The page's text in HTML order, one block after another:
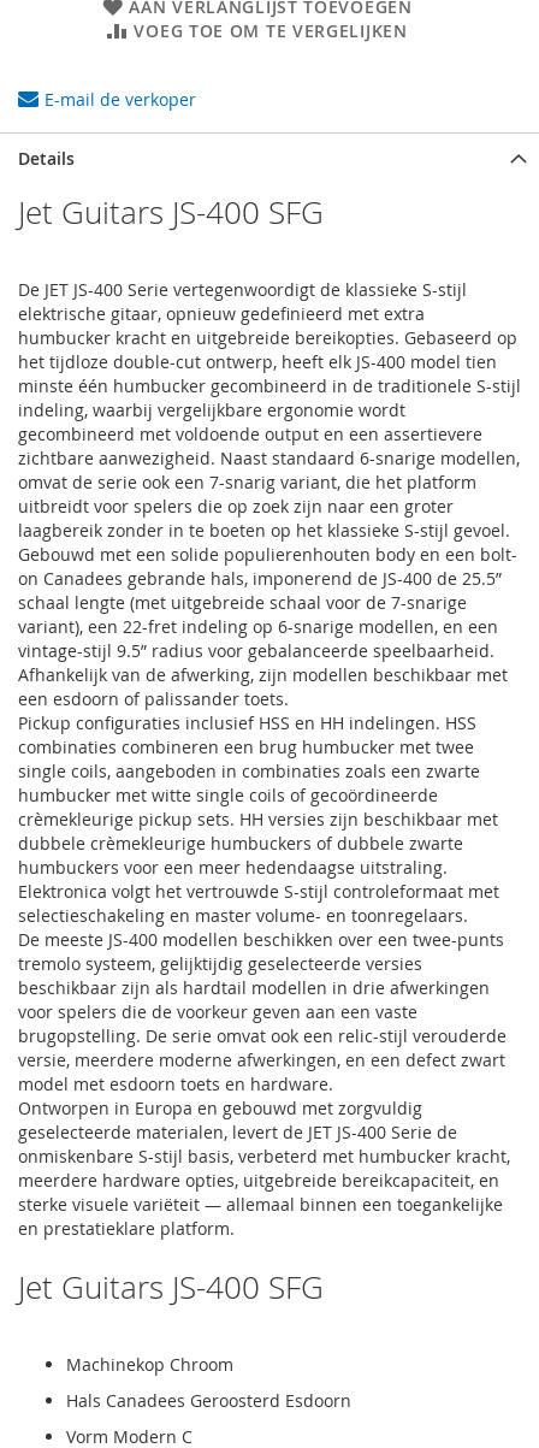
AAN VERLANGLIJST TOEVOEGEN
VOEG TOE OM TE VERGELIJKEN
E-mail de verkoper
Details
Jet Guitars JS-400 SFG
De JET JS-400 Serie vertegenwoordigt de klassieke S-stijl
elektrische gitaar, opnieuw gedefinieerd met extra
humbucker kracht en uitgebreide bereikopties. Gebaseerd op
het tijdloze double-cut ontwerp, heeft elk JS-400 model tien
minste één humbucker gecombineerd in de traditionele S-stijl
indeling, waarbij vergelijkbare ergonomie wordt
gecombineerd met voldoende output en een assertievere
zichtbare aanwezigheid. Naast standaard 6-snarige modellen,
omvat de serie ook een 7-snarig variant, die het platform
uitbreidt voor spelers die op zoek zijn naar een groter
laagbereik zonder in te boeten op het klassieke S-stijl gevoel.
Gebouwd met een solide populierenhouten body en een bolt-
on Canadees gebrande hals, imponerend de JS-400 de 25.5”
schaal lengte (met uitgebreide schaal voor de 7-snarige
variant), een 22-fret indeling op 6-snarige modellen, en een
vintage-stijl 9.5” radius voor gebalanceerde speelbaarheid.
Afhankelijk van de afwerking, zijn modellen beschikbaar met
een esdoorn of palissander toets.
Pickup configuraties inclusief HSS en HH indelingen. HSS
combinaties combineren een brug humbucker met twee
single coils, aangeboden in combinaties zoals een zwarte
humbucker met witte single coils of gecoördineerde
crèmekleurige pickup sets. HH versies zijn beschikbaar met
dubbele crèmekleurige humbuckers of dubbele zwarte
humbuckers voor een meer hedendaagse uitstraling.
Elektronica volgt het vertrouwde S-stijl controleformaat met
selectieschakeling en master volume- en toonregelaars.
De meeste JS-400 modellen beschikken over een twee-punts
tremolo systeem, gelijktijdig geselecteerde versies
beschikbaar zijn als hardtail modellen in drie afwerkingen
voor spelers die de voorkeur geven aan een vaste
brugopstelling. De serie omvat ook een relic-stijl verouderde
versie, meerdere moderne afwerkingen, en een defect zwart
model met esdoorn toets en hardware.
Ontworpen in Europa en gebouwd met zorgvuldig
geselecteerde materialen, levert de JET JS-400 Serie de
onmiskenbare S-stijl basis, verbeterd met humbucker kracht,
meerdere hardware opties, uitgebreide bereikcapaciteit, en
sterke visuele variëteit — allemaal binnen een toegankelijke
en prestatieklare platform.
Jet Guitars JS-400 SFG
Machinekop Chroom
Hals Canadees Geroosterd Esdoorn
Vorm Modern C